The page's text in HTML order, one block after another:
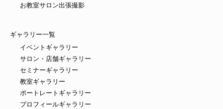
お教室サロン出張撮影
ギャラリー一覧
イベントギャラリー
サロン・店舗ギャラリー
セミナーギャラリー
教室ギャラリー
ポートレートギャラリー
プロフィールギャラリー